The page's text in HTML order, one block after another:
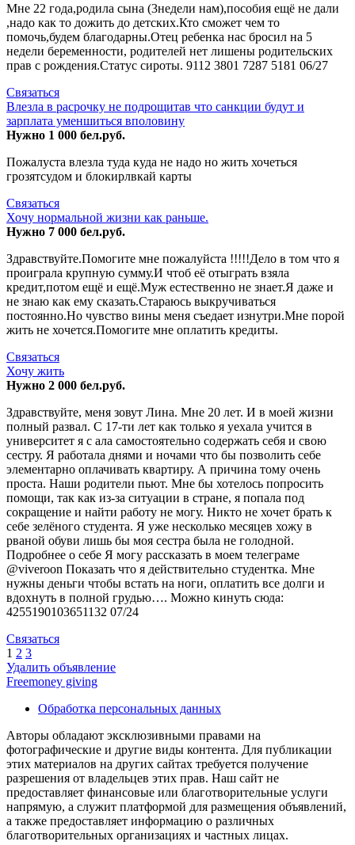
Мне 22 года,родила сына (3недели нам),пособия ещё не дали
,надо как то дожить до детских.Кто сможет чем то
помочь,будем благодарны.Отец ребенка нас бросил на 5
недели беременности, родителей нет лишены родительских
прав с рождения.Статус сироты. 9112 3801 7287 5181 06/27
Связаться
Влезла в расрочку не подрощитав что санкции будут и
зарплата уменшиться вполовину
Нужно 1 000 бел.руб.
Пожалуста влезла туда куда не надо но жить хочеться
грозятсудом и блокирлвкай карты
Связаться
Хочу нормальной жизни как раньше.
Нужно 7 000 бел.руб.
Здравствуйте.Помогите мне пожалуйста !!!!!Дело в том что я
проиграла крупную сумму.И чтоб её отыграть взяла
кредит,потом ещё и ещё.Муж естественно не знает.Я даже и
не знаю как ему сказать.Стараюсь выкручиваться
постоянно.Но чувство вины меня съедает изнутри.Мне порой
жить не хочется.Помогите мне оплатить кредиты.
Связаться
Хочу жить
Нужно 2 000 бел.руб.
Здравствуйте, меня зовут Лина. Мне 20 лет. И в моей жизни
полный развал. С 17-ти лет как только я уехала учится в
университет я с ала самостоятельно содержать себя и свою
сестру. Я работала днями и ночами что бы позволить себе
элементарно оплачивать квартиру. А причина тому очень
проста. Наши родители пьют. Мне бы хотелось попросить
помощи, так как из-за ситуации в стране, я попала под
сокращение и найти работу не могу. Никто не хочет брать к
себе зелёного студента. Я уже несколько месяцев хожу в
рваной обуви лишь бы моя сестра была не голодной.
Подробнее о себе Я могу рассказать в моем телеграме
@viveroon Показать что я действительно студентка. Мне
нужны деньги чтобы встать на ноги, оплатить все долги и
вдохнуть в полной грудью…. Можно кинуть сюда:
4255190103651132 07/24
Связаться
1 2 3
Удалить объявление
Freemoney giving
Обработка персональных данных
Авторы обладают эксклюзивными правами на
фотографические и другие виды контента. Для публикации
этих материалов на других сайтах требуется получение
разрешения от владельцев этих прав. Наш сайт не
предоставляет финансовые или благотворительные услуги
напрямую, а служит платформой для размещения объявлений,
а также предоставляет информацию о различных
благотворительных организациях и частных лицах.